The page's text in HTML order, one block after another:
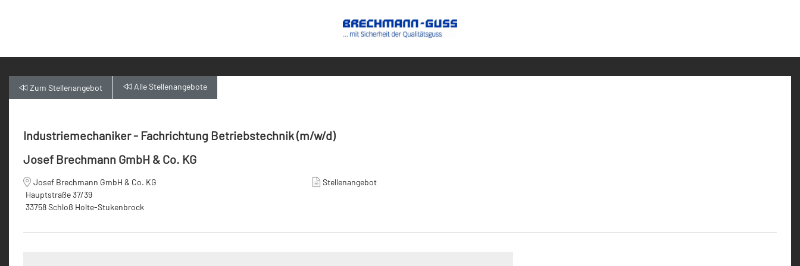
Zum Stellenangebot AlleStellenangebote
Industriemechaniker - Fachrichtung Betriebstechnik (m/w/d)
Josef Brechmann GmbH & Co. KG
Josef Brechmann GmbH & Co. KG
Hauptstraße 37/39
33758 Schloß Holte-Stukenbrock
Stellenangebot